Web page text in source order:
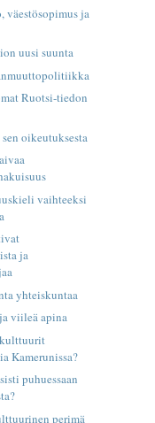
väestösopimus ja
uusi suunta
Ruotsi-tiedon
oikeutuksesta
vaihteeksi
ja
yhteiskuntaa
viileä apina
Kamerunissa?
puhuessaan
perimä